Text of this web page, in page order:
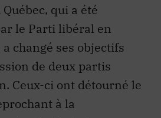
Québec, qui a été
le Parti libéral en
changé ses objectifs
de deux partis
Ceux-ci ont détourné le
à la